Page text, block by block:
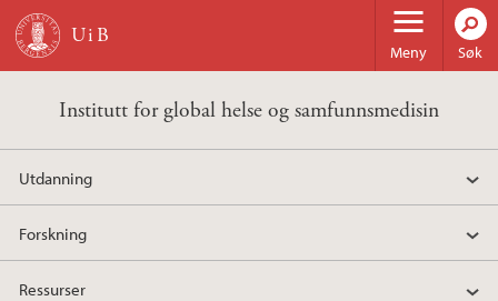
Hopp til hovedinnhold
Meny Søk
Institutt for global helse og samfunnsmedisin
Utdanning
Forskning
Ressurser